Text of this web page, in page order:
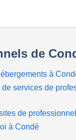
de
à
services de
de
à Condé